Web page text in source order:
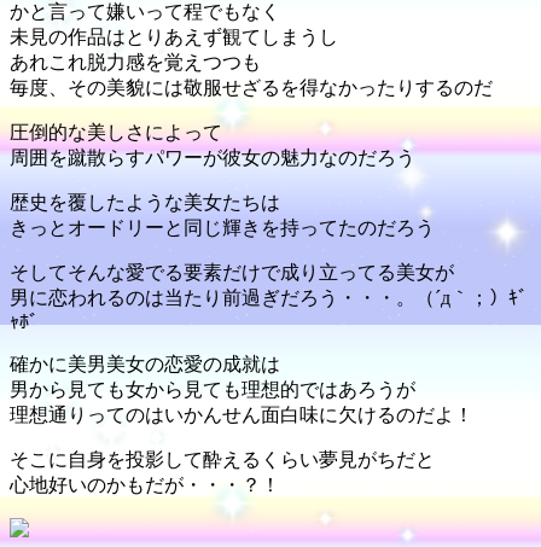
かと言って嫌いって程でもなく
未見の作品はとりあえず観てしまうし
あれこれ脱力感を覚えつつも
毎度、その美貌には敬服せざるを得なかったりするのだ
圧倒的な美しさによって
周囲を蹴散らすパワーが彼女の魅力なのだろう
歴史を覆したような美女たちは
きっとオードリーと同じ輝きを持ってたのだろう
そしてそんな愛でる要素だけで成り立ってる美女が
男に恋われるのは当たり前過ぎだろう・・・。（´д｀；）ｷﾞ
ｬﾎﾞ
確かに美男美女の恋愛の成就は
男から見ても女から見ても理想的ではあろうが
理想通りってのはいかんせん面白味に欠けるのだよ！
そこに自身を投影して酔えるくらい夢見がちだと
心地好いのかもだが・・・？！